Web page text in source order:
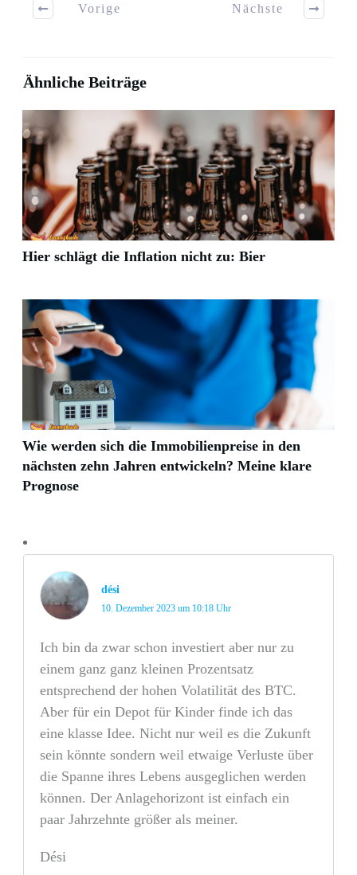
Vorige Nächste
Ähnliche Beiträge
Hier schlägt die Inflation nicht zu: Bier
Wie werden sich die Immobilienpreise in den
nächsten zehn Jahren entwickeln? Meine klare
Prognose
dési
10. Dezember 2023 um 10:18 Uhr
Ich bin da zwar schon investiert aber nur zu
einem ganz ganz kleinen Prozentsatz
entsprechend der hohen Volatilität des BTC.
Aber für ein Depot für Kinder finde ich das
eine klasse Idee. Nicht nur weil es die Zukunft
sein könnte sondern weil etwaige Verluste über
die Spanne ihres Lebens ausgeglichen werden
können. Der Anlagehorizont ist einfach ein
paar Jahrzehnte größer als meiner.
Dési